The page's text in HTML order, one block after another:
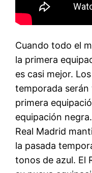
Cuando todo el
la primera
es casi mejor.
temporada serán
primera
equipación
Real Madrid
la pasada
tonos de azul. El